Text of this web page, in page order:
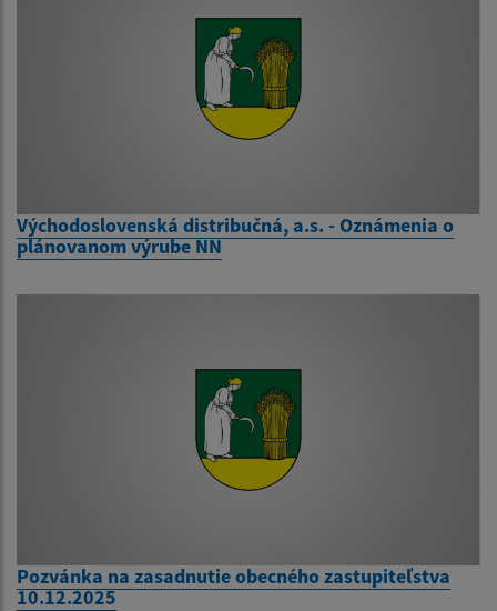
Východoslovenská distribučná, a.s. - Oznámenia o
plánovanom výrube NN
Pozvánka na zasadnutie obecného zastupiteľstva
10.12.2025